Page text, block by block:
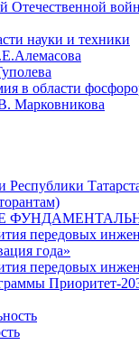
Отечественной
науки и техники
в области
Марковникова
Республики
передовых
года»
передовых
Приоритет-